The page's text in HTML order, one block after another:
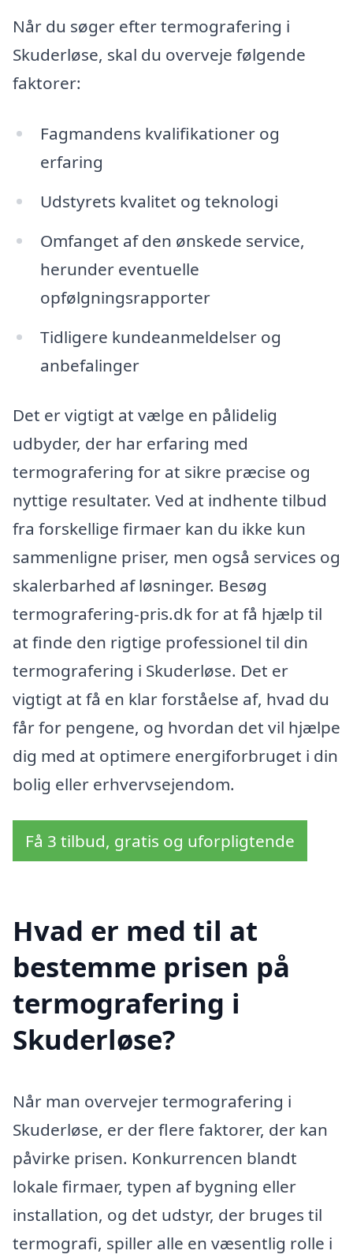
Når du søger efter termografering i
Skuderløse, skal du overveje følgende
faktorer:
Fagmandens kvalifikationer og
erfaring
Udstyrets kvalitet og teknologi
Omfanget af den ønskede service,
herunder eventuelle
opfølgningsrapporter
Tidligere kundeanmeldelser og
anbefalinger
Det er vigtigt at vælge en pålidelig
udbyder, der har erfaring med
termografering for at sikre præcise og
nyttige resultater. Ved at indhente tilbud
fra forskellige firmaer kan du ikke kun
sammenligne priser, men også services og
skalerbarhed af løsninger. Besøg
termografering-pris.dk for at få hjælp til
at finde den rigtige professionel til din
termografering i Skuderløse. Det er
vigtigt at få en klar forståelse af, hvad du
får for pengene, og hvordan det vil hjælpe
dig med at optimere energiforbruget i din
bolig eller erhvervsejendom.
Få 3 tilbud, gratis og uforpligtende
Hvad er med til at
bestemme prisen på
termografering i
Skuderløse?
Når man overvejer termografering i
Skuderløse, er der flere faktorer, der kan
påvirke prisen. Konkurrencen blandt
lokale firmaer, typen af bygning eller
installation, og det udstyr, der bruges til
termografi, spiller alle en væsentlig rolle i